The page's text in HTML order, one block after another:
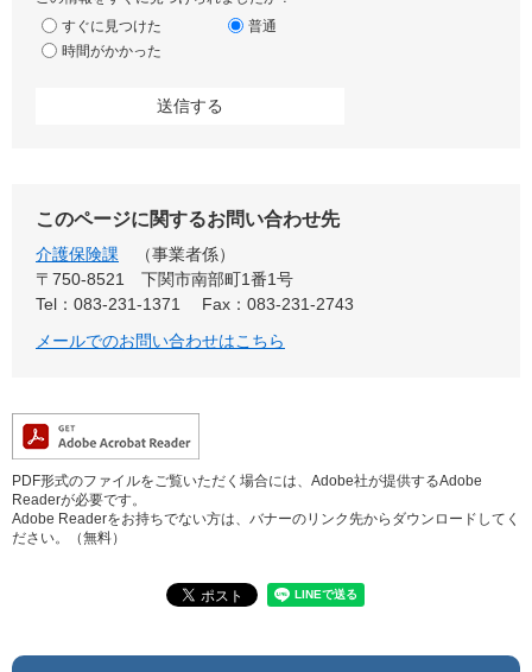
すぐに見つけた
普通
時間がかかった
このページに関するお問い合わせ先
介護保険課
事業者係
〒750-8521
下関市南部町1番1号
Tel：083-231-1371
Fax：083-231-2743
メールでのお問い合わせはこちら
PDF形式のファイルをご覧いただく場合には、Adobe社が提供するAdobe
Readerが必要です。
Adobe Readerをお持ちでない方は、バナーのリンク先からダウンロードしてく
ださい。（無料）